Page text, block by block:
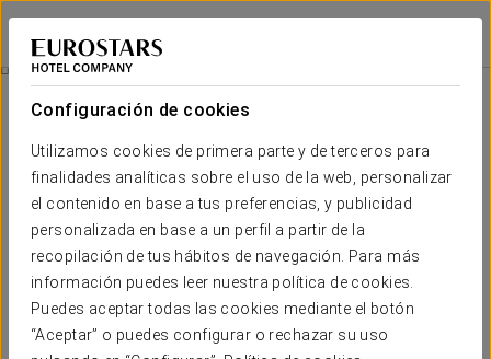
Configuración de cookies
Utilizamos cookies de primera parte y de terceros para
finalidades analíticas sobre el uso de la web, personalizar
el contenido en base a tus preferencias, y publicidad
personalizada en base a un perfil a partir de la
recopilación de tus hábitos de navegación. Para más
información puedes leer nuestra política de cookies.
Puedes aceptar todas las cookies mediante el botón
“Aceptar” o puedes configurar o rechazar su uso
Exe Auriense
OURENSE
Experiencia Business
9 €